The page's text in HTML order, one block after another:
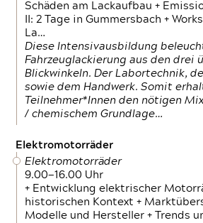
Schäden am Lackaufbau +
II: 2 Tage in Gummersbach +
La…
Diese Intensivausbildung
Fahrzeuglackierung aus den drei
Blickwinkeln. Der Labortechnik,
sowie dem Handwerk. Somit
Teilnehmer*Innen den nötigen
/ chemischem Grundlage…
Elektromotorräder
Elektromotorräder
9.00—16.00 Uhr
+ Entwicklung elektrischer
historischen Kontext +
Modelle und Hersteller + Trends